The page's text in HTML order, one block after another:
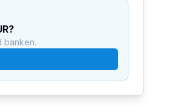
?
banken.